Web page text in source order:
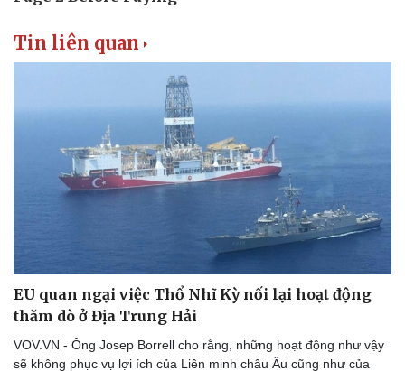
Lịch thi đấu bóng đá
Thế giới thể thao
Hậu trường
Ô tô
Xe máy
Tư vấn
Tin liên quan
EU quan ngại việc Thổ Nhĩ Kỳ nối lại hoạt động
thăm dò ở Địa Trung Hải
VOV.VN - Ông Josep Borrell cho rằng, những hoạt động như vậy
sẽ không phục vụ lợi ích của Liên minh châu Âu cũng như của